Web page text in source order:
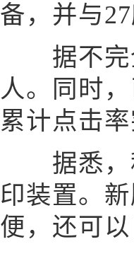
备，并与
据不完全
人。同时
累计点击率
据悉，程
印装置。
便，还可